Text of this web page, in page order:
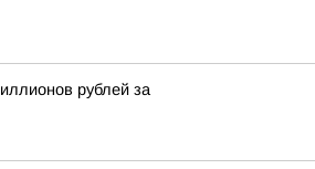
рублей за